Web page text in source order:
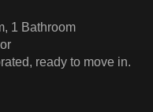
1 Bathroom
ready to move in.